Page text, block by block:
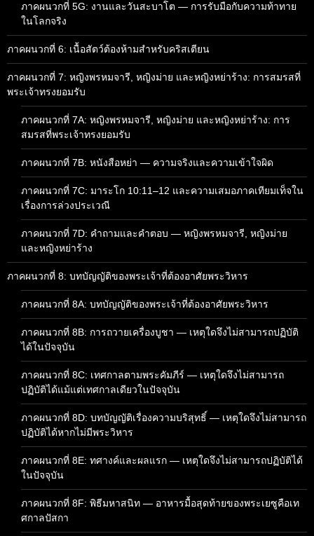
ภาคผนวกที่ 5G: งานและวันสะบาโต — การรับมือกับความท้าทาย
ในโลกจริง
ภาคผนวกที่ 6: เนื้อสัตว์ต้องห้ามสำหรับคริสเตียน
ภาคผนวกที่ 7: หญิงพรหมจารี, หญิงม่าย และหญิงหย่าร้าง: การสมรสที่
พระเจ้าทรงยอมรับ
ภาคผนวกที่ 7A: หญิงพรหมจารี, หญิงม่าย และหญิงหย่าร้าง: การ
สมรสที่พระเจ้าทรงยอมรับ
ภาคผนวกที่ 7B: หนังสือหย่า — ความจริงและความเข้าใจผิด
ภาคผนวกที่ 7C: มาระโก 10:11–12 และความเสมอภาคเทียมเท็จใน
เรื่องการล่วงประเวณี
ภาคผนวกที่ 7D: คำถามและคำตอบ — หญิงพรหมจารี, หญิงม่าย
และหญิงหย่าร้าง
ภาคผนวกที่ 8: บทบัญญัติของพระเจ้าที่ต้องอาศัยพระวิหาร
ภาคผนวกที่ 8A: บทบัญญัติของพระเจ้าที่ต้องอาศัยพระวิหาร
ภาคผนวกที่ 8B: การถวายเครื่องบูชา — เหตุใดจึงไม่สามารถปฏิบัติ
ได้ในปัจจุบัน
ภาคผนวกที่ 8C: เทศกาลตามพระคัมภีร์ — เหตุใดจึงไม่สามารถ
ปฏิบัติได้แม้แต่เทศกาลเดียวในปัจจุบัน
ภาคผนวกที่ 8D: บทบัญญัติเรื่องความบริสุทธิ์ — เหตุใดจึงไม่สามารถ
ปฏิบัติได้หากไม่มีพระวิหาร
ภาคผนวกที่ 8E: ทศางค์และผลแรก — เหตุใดจึงไม่สามารถปฏิบัติได้
ในปัจจุบัน
ภาคผนวกที่ 8F: พิธีมหาสนิท — อาหารมื้อสุดท้ายของพระเยซูคือเท
ศกาลปัสกา